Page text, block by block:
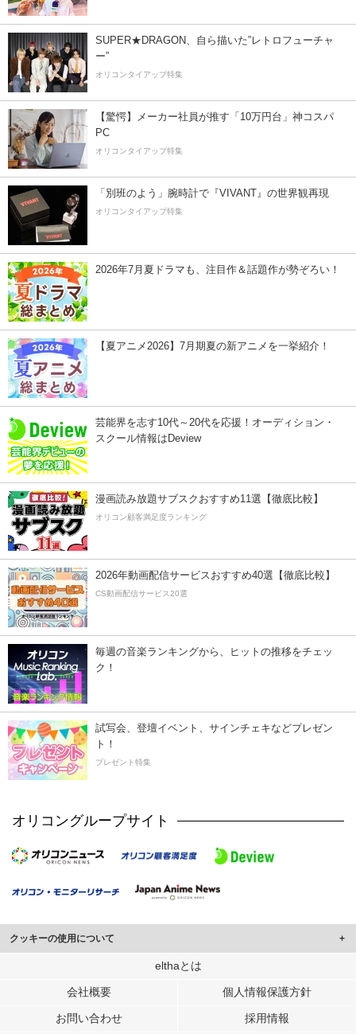
SUPER★DRAGON、自ら描いた”レトロフューチャ
ー”
オリコンタイアップ特集
【驚愕】メーカー社員が推す「10万円台」神コスパ
PC
オリコンタイアップ特集
「別班のよう」腕時計で『VIVANT』の世界観再現
オリコンタイアップ特集
2026年7月夏ドラマも、注目作＆話題作が勢ぞろい！
【夏アニメ2026】7月期夏の新アニメを一挙紹介！
芸能界を志す10代～20代を応援！オーディション・
スクール情報はDeview
漫画読み放題サブスクおすすめ11選【徹底比較】
オリコン顧客満足度ランキング
2026年動画配信サービスおすすめ40選【徹底比較】
CS動画配信サービス20選
毎週の音楽ランキングから、ヒットの推移をチェッ
ク！
試写会、登壇イベント、サインチェキなどプレゼン
ト！
プレゼント特集
オリコングループサイト
クッキーの使用について
このサイトでは Cookie を使用して、ユーザーに合わせたコンテンツや広告の
行っています。
メディアや広告配信、データ解析の各パートナーに提供しています。
elthaとは
会社概要 個人情報保護方針
お問い合わせ
採用情報